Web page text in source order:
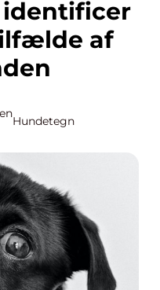
af
Hundetegn